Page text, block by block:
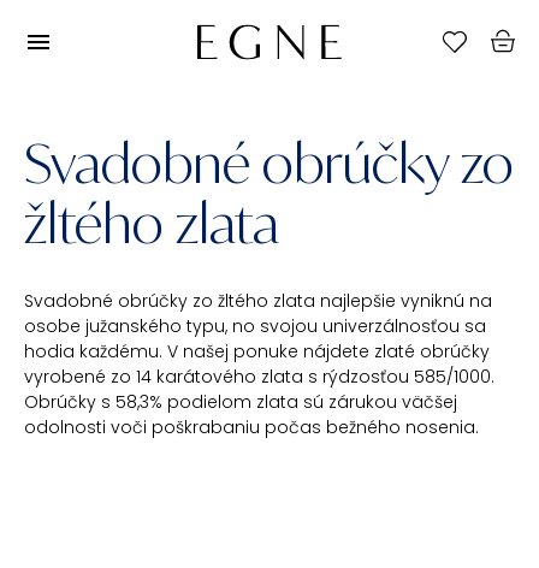
Svadobné obrúčky zo
žltého zlata
Svadobné obrúčky zo žltého zlata najlepšie vyniknú na
osobe južanského typu, no svojou univerzálnosťou sa
hodia každému. V našej ponuke nájdete zlaté obrúčky
vyrobené zo 14 karátového zlata s rýdzosťou 585/1000.
Obrúčky s 58,3% podielom zlata sú zárukou väčšej
odolnosti voči poškrabaniu počas bežného nosenia.